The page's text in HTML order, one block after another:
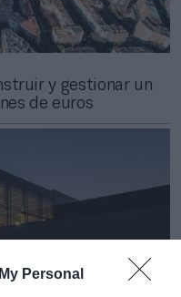
Personal
y gestionar un
de euros